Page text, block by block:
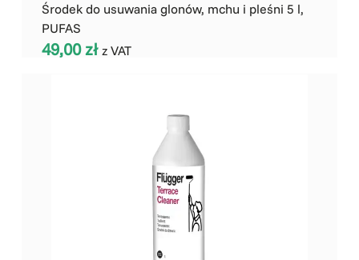
Środek do usuwania glonów, mchu i pleśni 5 l,
PUFAS
49,00zł z VAT